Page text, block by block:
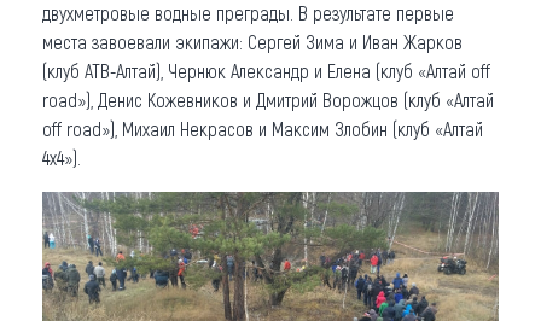
двухметровые водные преграды. В результате первые
места завоевали экипажи: Сергей Зима и Иван Жарков
(клуб АТВ-Алтай), Чернюк Александр и Елена (клуб «Алтай off
road»), Денис Кожевников и Дмитрий Ворожцов (клуб «Алтай
off road»), Михаил Некрасов и Максим Злобин (клуб «Алтай
4х4»).